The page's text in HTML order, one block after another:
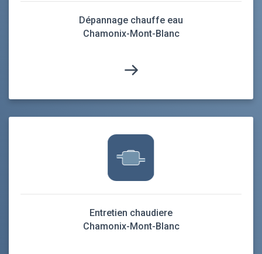
Dépannage chauffe eau
Chamonix-Mont-Blanc
Entretien chaudiere
Chamonix-Mont-Blanc